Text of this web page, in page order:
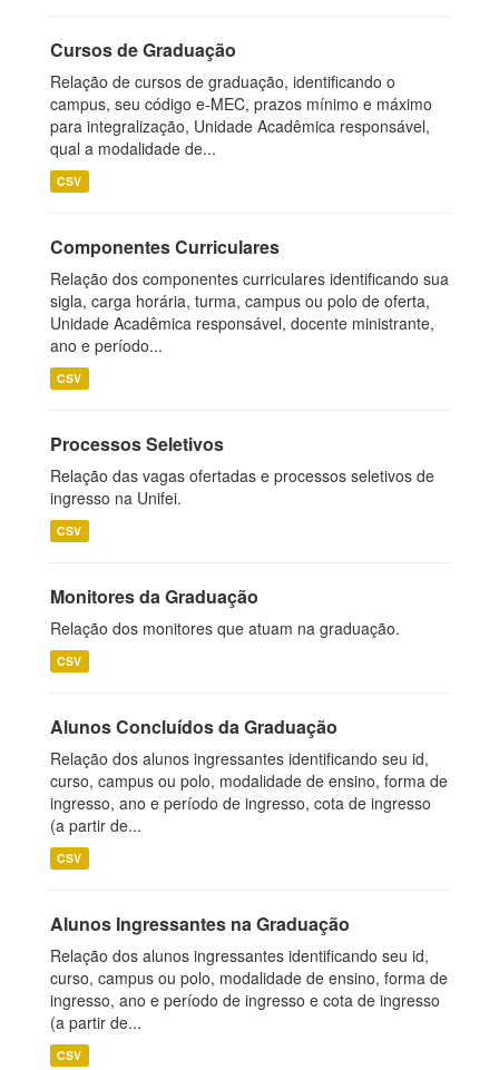
Cursos de Graduação
Relação de cursos de graduação, identificando o
campus, seu código e-MEC, prazos mínimo e máximo
para integralização, Unidade Acadêmica responsável,
qual a modalidade de...
CSV
Componentes Curriculares
Relação dos componentes curriculares identificando sua
sigla, carga horária, turma, campus ou polo de oferta,
Unidade Acadêmica responsável, docente ministrante,
ano e período...
CSV
Processos Seletivos
Relação das vagas ofertadas e processos seletivos de
ingresso na Unifei.
CSV
Monitores da Graduação
Relação dos monitores que atuam na graduação.
CSV
Alunos Concluídos da Graduação
Relação dos alunos ingressantes identificando seu id,
curso, campus ou polo, modalidade de ensino, forma de
ingresso, ano e período de ingresso, cota de ingresso
(a partir de...
CSV
Alunos Ingressantes na Graduação
Relação dos alunos ingressantes identificando seu id,
curso, campus ou polo, modalidade de ensino, forma de
ingresso, ano e período de ingresso e cota de ingresso
(a partir de...
CSV